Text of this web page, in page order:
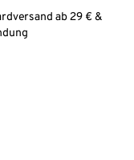
ab 29 € &